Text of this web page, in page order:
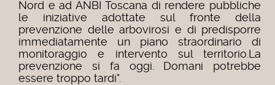
Nord e ad ANBI Toscana di rendere pubbliche
le iniziative adottate sul fronte della
prevenzione delle arbovirosi e di predisporre
immediatamente un piano straordinario di
monitoraggio e intervento sul territorio. La
prevenzione si fa oggi. Domani potrebbe
essere troppo tardi".